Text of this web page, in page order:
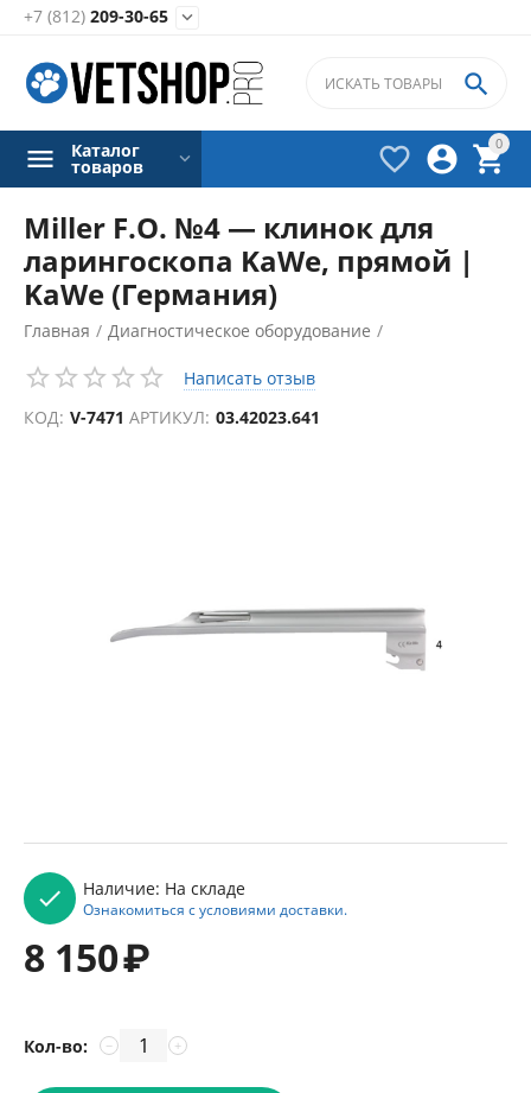
+7 (812) 209-30-65 
0




Каталог
товаров
Miller F.O. №4 — клинок для
ларингоскопа KaWe, прямой |
KaWe (Германия)
Главная / Диагностическое оборудование /
Ларингоскопы / Клинки ларингоскопов
Написать отзыв
КОД: V-7471 АРТИКУЛ: 03.42023.641
Наличие: На складе
Ознакомиться с условиями доставки.
8 150₽
Кол-во: +
−